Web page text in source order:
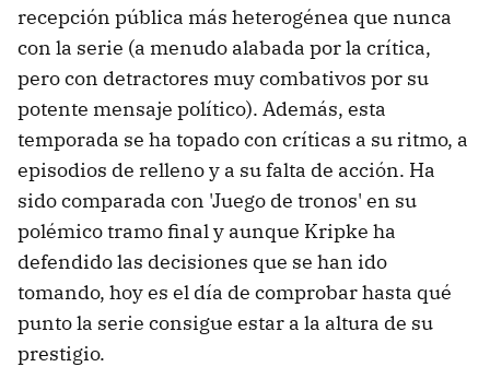
recepción pública más heterogénea que nunca
con la serie (a menudo alabada por la crítica,
pero con detractores muy combativos por su
potente mensaje político). Además, esta
temporada se ha topado con críticas a su ritmo, a
episodios de relleno y a su falta de acción. Ha
sido comparada con 'Juego de tronos' en su
polémico tramo final y aunque Kripke ha
defendido las decisiones que se han ido
tomando, hoy es el día de comprobar hasta qué
punto la serie consigue estar a la altura de su
prestigio.